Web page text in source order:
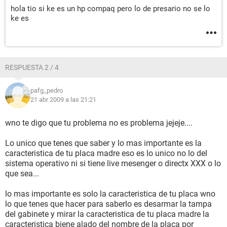
Dispositivos de entrada:
Ratón Mouse compatible con HID
Red:
(192.168.1.33)
Dispositivos:
Impresora Microsoft Office Document Image Writer
Dispositivos USB Dispositivo de almacenamiento masivo
USB
Dispositivos USB Dispositivo de interfaz humana USB
Dispositivos USB Trust WB-1400T Webcam #3
--------[ Debug - PCI ]--------------------------------------------------------------------------
-----------------------
B00 D00 F00: Controlador PCI de RAM estándar [NoDB]
hola tio si ke es un hp compaq pero lo de presario no se lo
ke es
RESPUESTA 2 / 4
pafg_pedro
21 abr 2009 a las 21:21
wno te digo que tu problema no es problema jejeje....
Lo unico que tenes que saber y lo mas importante es la
caracteristica de tu placa madre eso es lo unico no lo del
sistema operativo ni si tiene live mesenger o directx XXX o lo
que sea...
lo mas importante es solo la caracteristica de tu placa wno
lo que tenes que hacer para saberlo es desarmar la tampa
del gabinete y mirar la caracteristica de tu placa madre la
caracteristica biene alado del nombre de la placa por